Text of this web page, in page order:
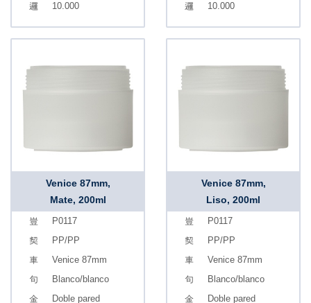
10.000
10.000
Venice 87mm,
Mate, 200ml
P0117
PP/PP
Venice 87mm
Blanco/blanco
Doble pared
Venice 87mm,
Liso, 200ml
P0117
PP/PP
Venice 87mm
Blanco/blanco
Doble pared